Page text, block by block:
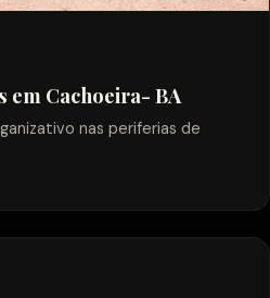
em Cachoeira- BA
nas periferias de